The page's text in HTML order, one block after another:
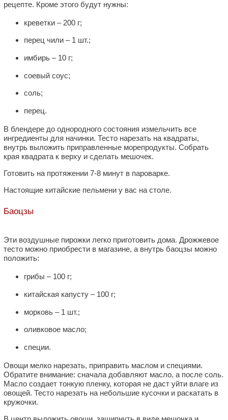
рецепте. Кроме этого будут нужны:
креветки – 200 г;
перец чили – 1 шт.;
имбирь – 10 г;
соевый соус;
соль;
перец.
В блендере до однородного состояния измельчить все
ингредиенты для начинки. Тесто нарезать на квадраты,
внутрь выложить приправленные морепродукты. Собрать
края квадрата к верху и сделать мешочек.
Готовить на протяжении 7-8 минут в пароварке.
Настоящие китайские пельмени у вас на столе.
Баоцзы
Эти воздушные пирожки легко приготовить дома. Дрожжевое
тесто можно приобрести в магазине, а внутрь баоцзы можно
положить:
грибы – 100 г;
китайская капусту – 100 г;
морковь – 1 шт.;
оливковое масло;
специи.
Овощи мелко нарезать, приправить маслом и специями.
Обратите внимание: сначала добавляют масло, а после соль.
Масло создает тонкую пленку, которая не даст уйти влаге из
овощей. Тесто нарезать на небольшие кусочки и раскатать в
кружочки.